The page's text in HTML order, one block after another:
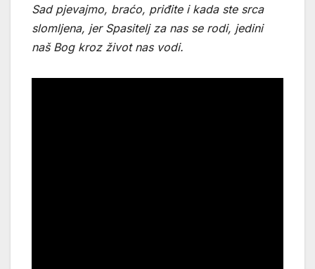
Sad pjevajmo, braćo, priđite i kada ste srca
slomljena, jer Spasitelj za nas se rodi, jedini
naš Bog kroz život nas vodi.